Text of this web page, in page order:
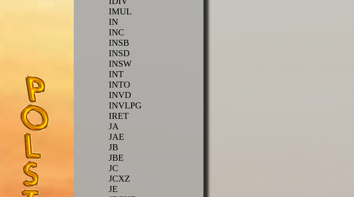
IMUL
IN
INC
INSB
INSD
INSW
INT
INTO
INVD
INVLPG
IRET
JA
JAE
JB
JBE
JC
JCXZ
JE